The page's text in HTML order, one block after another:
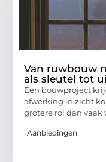
Van ruwbouw
als sleutel tot
Een bouwproject
afwerking in zicht
grotere rol dan
Aanbiedingen